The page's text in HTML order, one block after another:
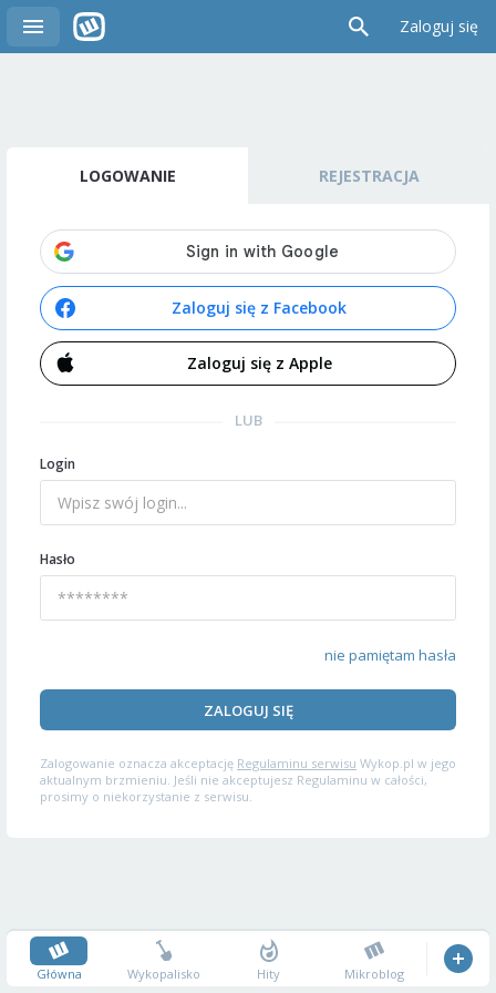
Zaloguj się
LOGOWANIE REJESTRACJA
Zaloguj się z Facebook
Zaloguj się z Apple
LUB
Login
Hasło
nie pamiętam hasła
ZALOGUJ SIĘ
Zalogowanie oznacza akceptację Regulaminu serwisu Wykop.pl w jego
aktualnym brzmieniu. Jeśli nie akceptujesz Regulaminu w całości,
prosimy o niekorzystanie z serwisu.
Główna Wykopalisko Hity Mikroblog